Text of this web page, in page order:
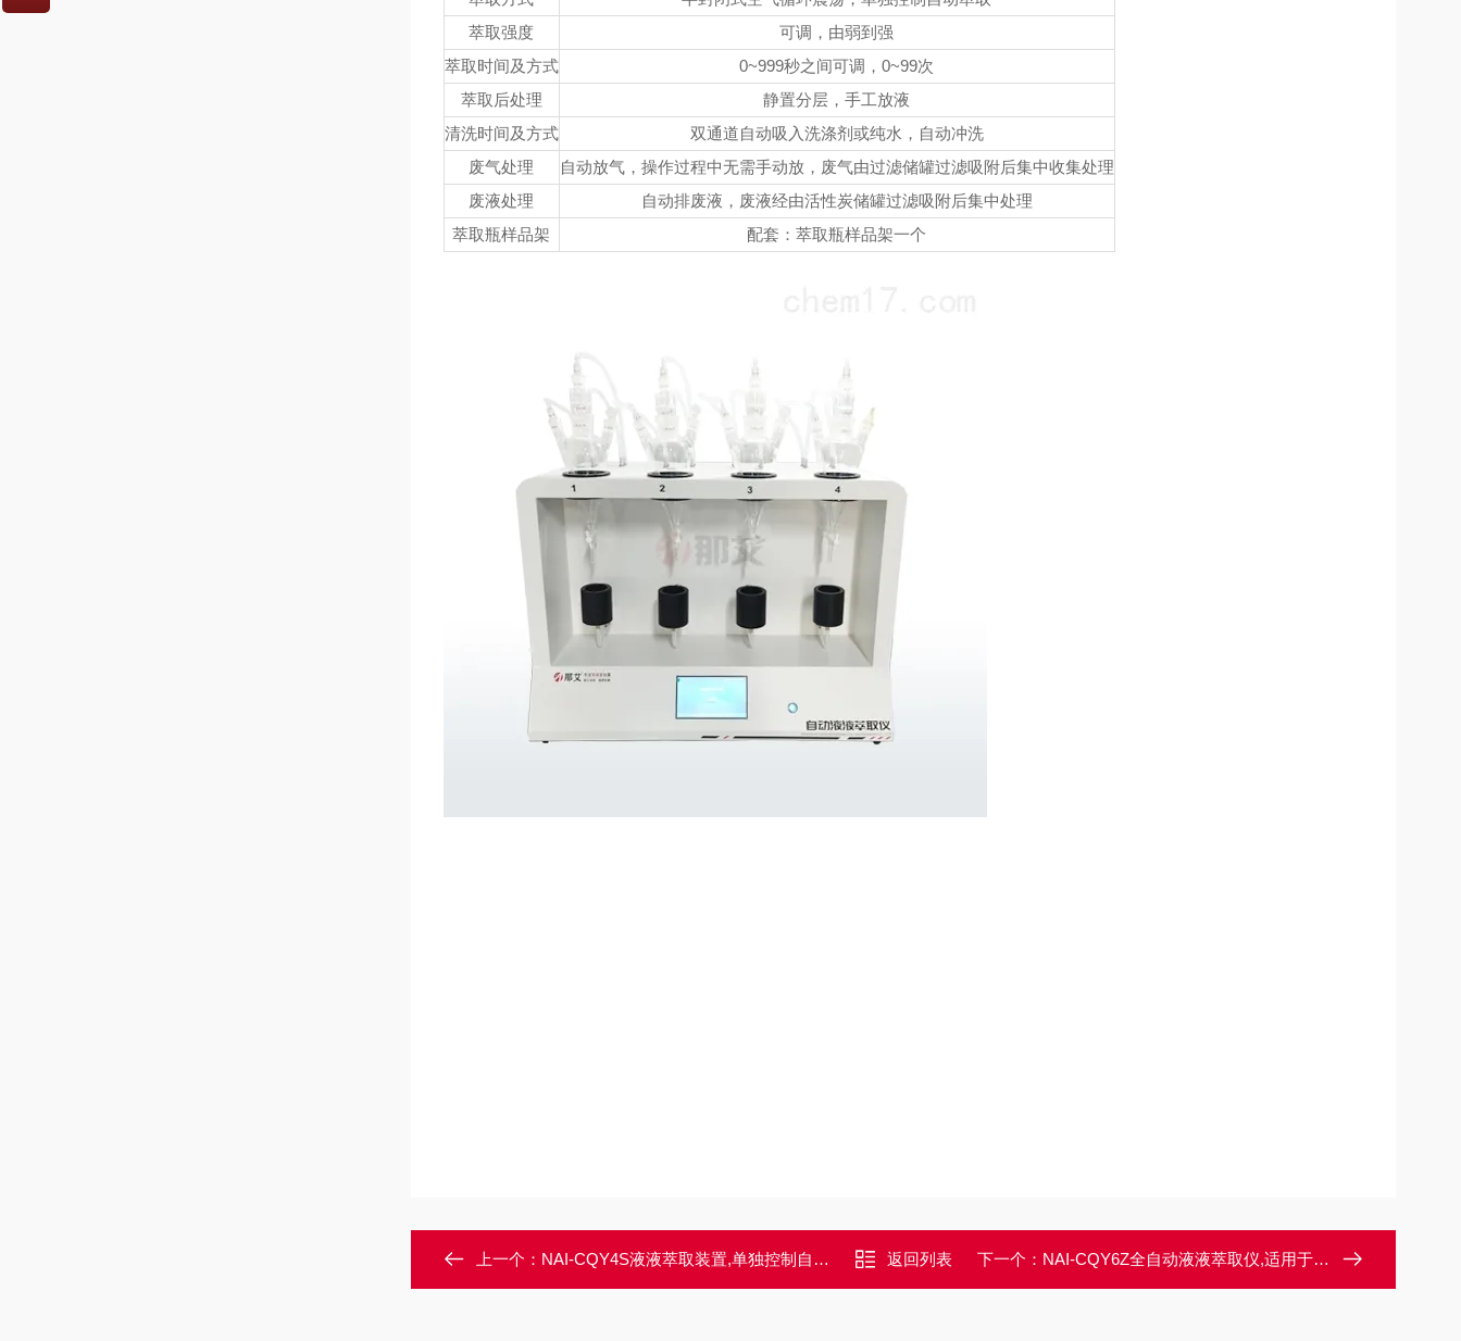
萃取强度
可调，由弱到强
萃取时间及方式
0~999秒之间可调，0~99次
萃取后处理
静置分层，手工放液
清洗时间及方式
双通道自动吸入洗涤剂或纯水，自动冲洗
废气处理
自动放气，操作过程中无需手动放，废气由过滤储罐过滤吸附后集中收集处理
废液处理
自动排废液，废液经由活性炭储罐过滤吸附后集中处理
萃取瓶样品架
配套：萃取瓶样品架一个
上一个： NAI-CQY4S液液萃取装置,单独控制自动萃取 返回列表 下一个： NAI-CQY6Z全自动液液萃取仪,适用于地表水地下水生活